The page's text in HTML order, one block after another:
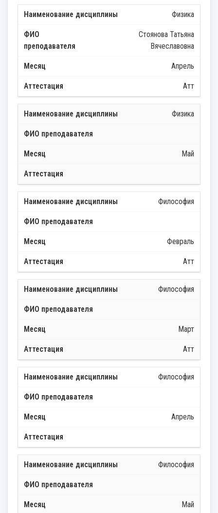
Физика
Стоянова Татьяна
Вячеславовна
Апрель
Атт
Физика
Май
Философия
Февраль
Атт
Философия
Март
Атт
Философия
Апрель
Философия
Май